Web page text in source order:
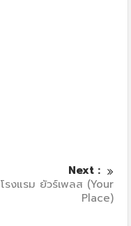
Next :
โรงแรม ยัวร์เพลส (Your
Place)